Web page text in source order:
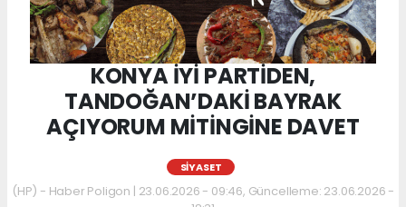
KONYA İYİ PARTİDEN,
TANDOĞAN’DAKİ BAYRAK
AÇIYORUM MİTİNGİNE DAVET
SIYASET
(HP) - Haber Poligon | 23.06.2026 - 09:46, Güncelleme: 23.06.2026 -